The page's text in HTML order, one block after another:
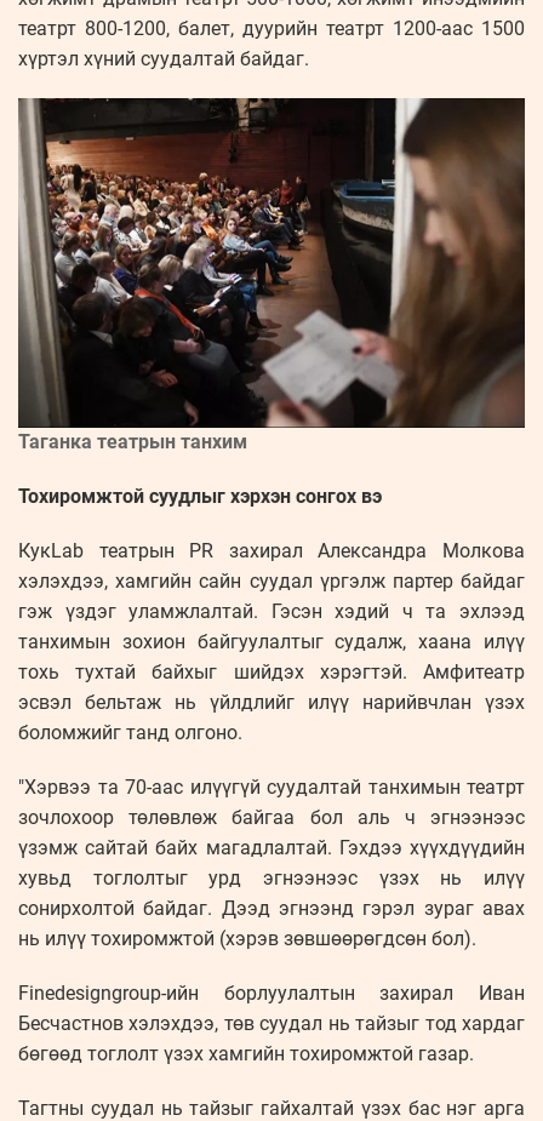
театрт 800-1200, балет, дуурийн театрт 1200-аас 1500
хүртэл хүний ​​суудалтай байдаг.
Таганка театрын танхим
Тохиромжтой суудлыг хэрхэн сонгох вэ
КукLab театрын PR захирал Александра Молкова
хэлэхдээ, хамгийн сайн суудал үргэлж партер байдаг
гэж үздэг уламжлалтай. Гэсэн хэдий ч та эхлээд
танхимын зохион байгуулалтыг судалж, хаана илүү
тохь тухтай байхыг шийдэх хэрэгтэй. Амфитеатр
эсвэл бельтаж нь үйлдлийг илүү нарийвчлан үзэх
боломжийг танд олгоно.
"Хэрвээ та 70-аас илүүгүй суудалтай танхимын театрт
зочлохоор төлөвлөж байгаа бол аль ч эгнээнээс
үзэмж сайтай байх магадлалтай. Гэхдээ хүүхдүүдийн
хувьд тоглолтыг урд эгнээнээс үзэх нь илүү
сонирхолтой байдаг. Дээд эгнээнд гэрэл зураг авах
нь илүү тохиромжтой (хэрэв зөвшөөрөгдсөн бол).
Finedesigngroup-ийн борлуулалтын захирал Иван
Бесчастнов хэлэхдээ, төв суудал нь тайзыг тод хардаг
бөгөөд тоглолт үзэх хамгийн тохиромжтой газар.
Тагтны суудал нь тайзыг гайхалтай үзэх бас нэг арга